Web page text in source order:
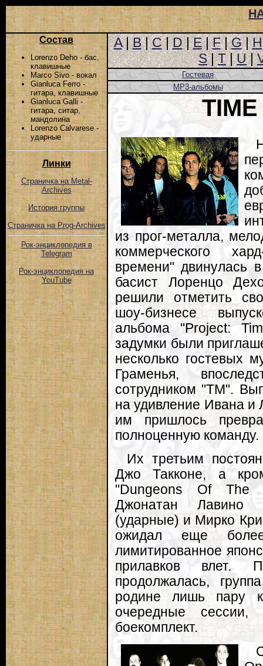
Состав
Lorenzo Deho - бас,
клавишные
Marco Sivo - вокал
Gianluca Ferro -
гитара, клавишные
Gianluca Galli -
гитара, ситар,
мандолина
Lorenzo Calvarese -
ударные
Линки
Страничка на Metal-
Archives
История группы
Страничка на Prog-Archives
Рок-энциклопедия в
Telegram
Рок-энциклопедия на
YouTube
A|B|C|D|E|F|G|H
S|T|U|
Гостевая
MP3-альбомы
из прог-металла,
коммерческого
времени" двинулась
басист Лоренцо
решили отметить
шоу-бизнесе
альбома "Project:
задумки были
несколько гостевых
Граменья,
сотрудником "TM".
на удивление Ивана и
им пришлось
полноценную команду.
Их третьим
Джо Такконе, а
"Dungeons Of The
Джонатан Лавино
(ударные) и Мирко
ожидал еще
лимитированное
прилавков влет.
продолжалась,
родине лишь пару
очередные
боекомплект.